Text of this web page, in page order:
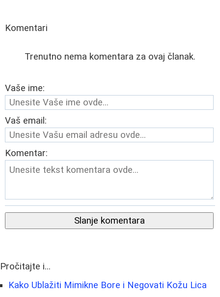
Komentari
Trenutno nema komentara za ovaj članak.
Vaše ime:
Vaš email:
Komentar:
Slanje komentara
Pročitajte i...
Kako Ublažiti Mimikne Bore i Negovati Kožu Lica